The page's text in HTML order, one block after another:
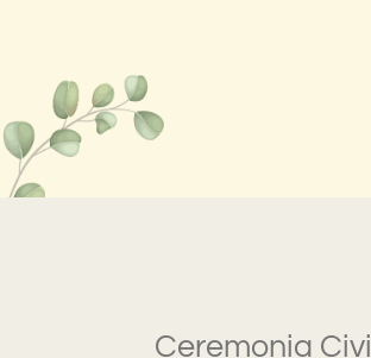
Ceremonia Civil